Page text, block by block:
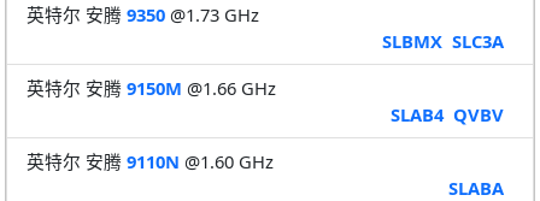
英特尔 安腾9350 @1.73 GHz
SLBMX SLC3A
英特尔 安腾9150M @1.66 GHz
SLAB4 QVBV
英特尔 安腾9110N @1.60 GHz
SLABA